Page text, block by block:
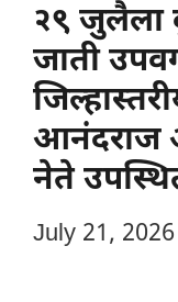
२९ जुलैला
जाती
आनंदराज
नेते
July 21, 2026